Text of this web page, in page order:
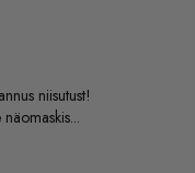
niisutust!